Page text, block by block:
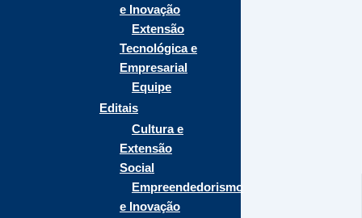
e Inovação
Extensão
Tecnológica e
Empresarial
Equipe
Editais
Cultura e
Extensão
Social
Empreendedorismo
e Inovação